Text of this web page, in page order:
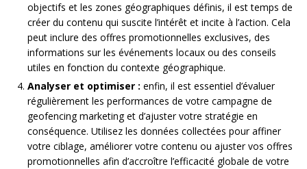
objectifs et les zones géographiques définis, il est temps de
créer du contenu qui suscite l’intérêt et incite à l’action. Cela
peut inclure des offres promotionnelles exclusives, des
informations sur les événements locaux ou des conseils
utiles en fonction du contexte géographique.
Analyser et optimiser : enfin, il est essentiel d’évaluer
régulièrement les performances de votre campagne de
geofencing marketing et d’ajuster votre stratégie en
conséquence. Utilisez les données collectées pour affiner
votre ciblage, améliorer votre contenu ou ajuster vos offres
promotionnelles afin d’accroître l’efficacité globale de votre